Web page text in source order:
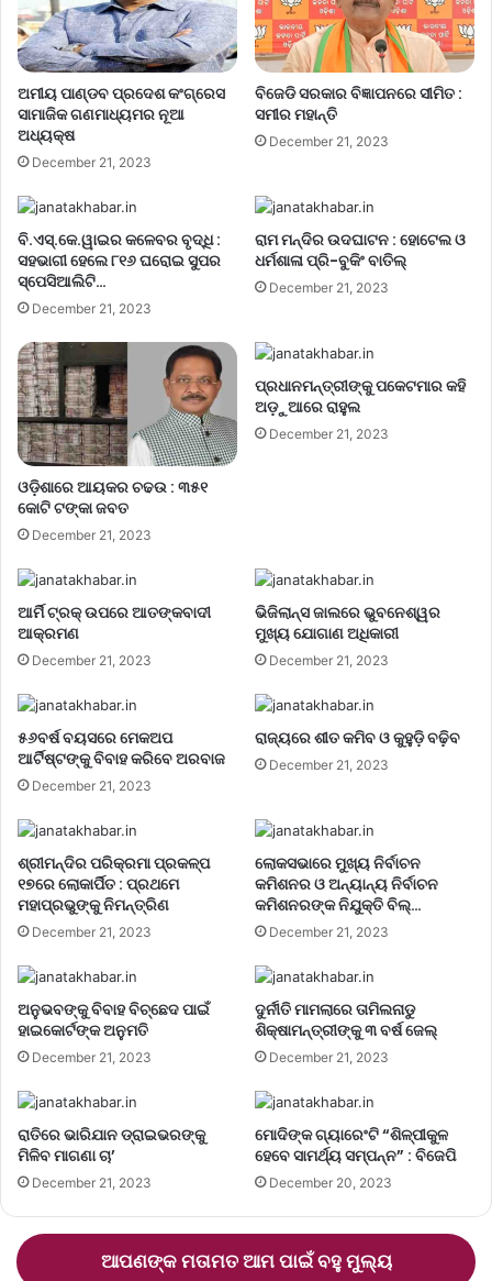
ଅମୀୟ ପାଣ୍ଡବ ପ୍ରଦେଶ କଂଗ୍ରେସ
ସାମାଜିକ ଗଣମାଧ୍ୟମର ନୂଆ
ଅଧ୍ୟକ୍ଷ
December 21, 2023
ବିଜେଡି ସରକାର ବିଜ୍ଞାପନରେ ସୀମିତ :
ସମୀର ମହାନ୍ତି
December 21, 2023
ବି.ଏସ୍.କେ.ୱାଇର କଳେବର ବୃଦ୍ଧି :
ସହଭାଗୀ ହେଲେ ୮୧୬ ଘରୋଇ ସୁପର
ସ୍ପେସିଆଲିଟି…
December 21, 2023
ରାମ ମନ୍ଦିର ଉଦଘାଟନ : ହୋଟେଲ ଓ
ଧର୍ମଶାଳା ପ୍ରି-ବୁକିଂ ବାତିଲ୍
December 21, 2023
ଓଡ଼ିଶାରେ ଆୟକର ଚଢଉ : ୩୫୧
କୋଟି ଟଙ୍କା ଜବତ
December 21, 2023
ପ୍ରଧାନମନ୍ତ୍ରୀଙ୍କୁ ପକେଟମାର କହି
ଅଡ଼ୁଆରେ ରାହୁଲ
December 21, 2023
ଆର୍ମି ଟ୍ରକ୍ ଉପରେ ଆତଙ୍କବାଦୀ
ଆକ୍ରମଣ
December 21, 2023
ଭିଜିଲାନ୍ସ ଜାଲରେ ଭୁବନେଶ୍ୱର
ମୁଖ୍ୟ ଯୋଗାଣ ଅଧିକାରୀ
December 21, 2023
୫୬ବର୍ଷ ବୟସରେ ମେକଅପ
ଆର୍ଟିଷ୍ଟଙ୍କୁ ବିବାହ କରିବେ ଅରବାଜ
December 21, 2023
ରାଜ୍ୟରେ ଶୀତ କମିବ ଓ କୁହୁଡ଼ି ବଢ଼ିବ
December 21, 2023
ଶ୍ରୀମନ୍ଦିର ପରିକ୍ରମା ପ୍ରକଳ୍ପ
୧୭ରେ ଲୋକାର୍ପିତ : ପ୍ରଥମେ
ମହାପ୍ରଭୁଙ୍କୁ ନିମନ୍ତ୍ରିଣ
December 21, 2023
ଲୋକସଭାରେ ମୁଖ୍ୟ ନିର୍ବାଚନ
କମିଶନର ଓ ଅନ୍ୟାନ୍ୟ ନିର୍ବାଚନ
କମିଶନରଙ୍କ ନିଯୁକ୍ତି ବିଲ୍…
December 21, 2023
ଅନୁଭବଙ୍କୁ ବିବାହ ବିଚ୍ଛେଦ ପାଇଁ
ହାଇକୋର୍ଟଙ୍କ ଅନୁମତି
December 21, 2023
ଦୁର୍ନୀତି ମାମଲାରେ ତାମିଲନାଡୁ
ଶିକ୍ଷାମନ୍ତ୍ରୀଙ୍କୁ ୩ ବର୍ଷ ଜେଲ୍‌
December 21, 2023
ରାତିରେ ଭାରିଯାନ ଡ୍ରାଇଭରଙ୍କୁ
ମିଳିବ ମାଗଣା ଚା’
December 21, 2023
ମୋଦିଙ୍କ ଗ୍ୟାରେଂଟି “ଶିଳ୍ପୀକୁଳ
ହେବେ ସାମର୍ଥ୍ୟ ସମ୍ପନ୍ନ” : ବିଜେପି
December 20, 2023
ଆପଣଙ୍କ ମତାମତ ଆମ ପାଇଁ ବହୁ ମୁଲ୍ୟ